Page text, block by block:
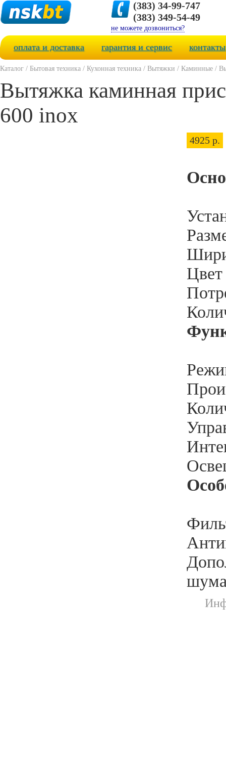
(383) 34-99-747
(383) 349-54-49
не можете дозвониться?
оплата и доставка гарантия и сервис контакты
Каталог / Бытовая техника / Кухонная техника / Вытяжки / Каминные /
Вытяжка каминная
600 inox
4925 р.
Цвет